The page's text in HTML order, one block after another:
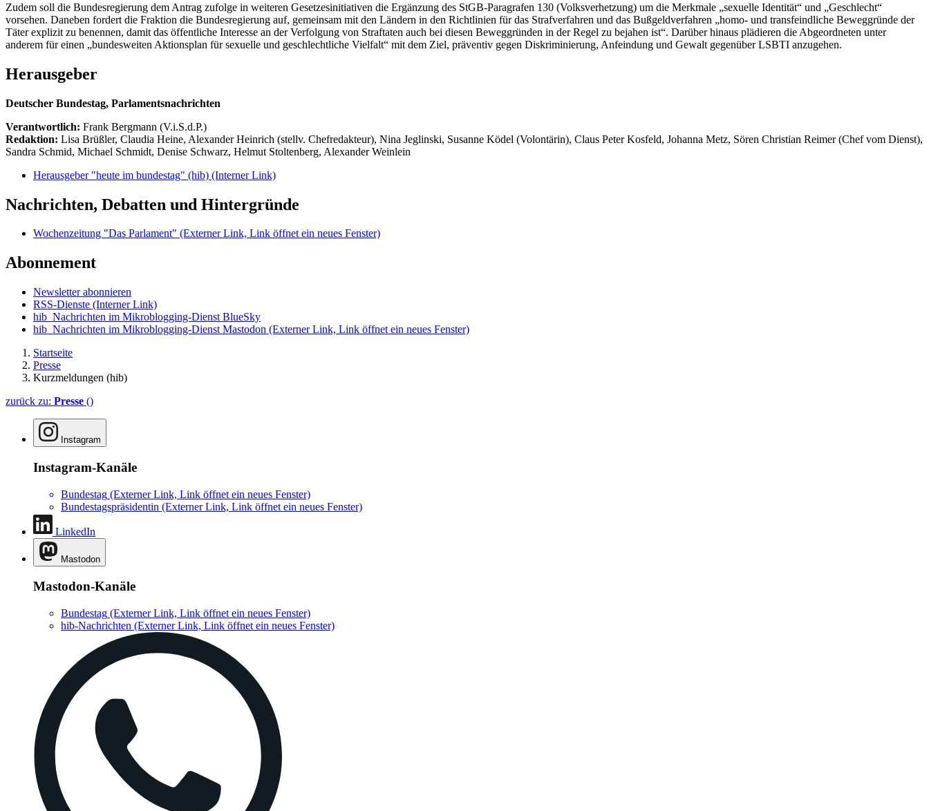
Zudem soll die Bundesregierung dem Antrag zufolge in weiteren Gesetzesinitiativen die Ergänzung des StGB-Paragrafen 130 (Volksverhetzung) um die Merkmale „sexuelle Identität“ und „Geschlecht“
vorsehen. Daneben fordert die Fraktion die Bundesregierung auf, gemeinsam mit den Ländern in den Richtlinien für das Strafverfahren und das Bußgeldverfahren „homo- und transfeindliche Beweggründe der
Täter explizit zu benennen, damit das öffentliche Interesse an der Verfolgung von Straftaten auch bei diesen Beweggründen in der Regel zu bejahen ist“. Darüber hinaus plädieren die Abgeordneten unter
anderem für einen „bundesweiten Aktionsplan für sexuelle und geschlechtliche Vielfalt“ mit dem Ziel, präventiv gegen Diskriminierung, Anfeindung und Gewalt gegenüber LSBTI anzugehen.
Herausgeber
Deutscher Bundestag, Parlamentsnachrichten
Verantwortlich: Frank Bergmann (V.i.S.d.P.)
Redaktion: Lisa Brüßler, Claudia Heine, Alexander Heinrich (stellv. Chefredakteur), Nina Jeglinski, Susanne Ködel (Volontärin), Claus Peter Kosfeld, Johanna Metz, Sören Christian Reimer (Chef vom Dienst),
Sandra Schmid, Michael Schmidt, Denise Schwarz, Helmut Stoltenberg, Alexander Weinlein
Herausgeber "heute im bundestag" (hib) (Interner Link)
Nachrichten, Debatten und Hintergründe
Wochenzeitung "Das Parlament" (Externer Link, Link öffnet ein neues Fenster)
Abonnement
Newsletter abonnieren
RSS-Dienste (Interner Link)
hib_Nachrichten im Mikroblogging-Dienst BlueSky
hib_Nachrichten im Mikroblogging-Dienst Mastodon (Externer Link, Link öffnet ein neues Fenster)
Startseite
Presse
Kurzmeldungen (hib)
zurück zu: Presse ()
Instagram
Instagram-Kanäle
Bundestag (Externer Link, Link öffnet ein neues Fenster)
Bundestagspräsidentin (Externer Link, Link öffnet ein neues Fenster)
LinkedIn
Mastodon
Mastodon-Kanäle
Bundestag (Externer Link, Link öffnet ein neues Fenster)
hib-Nachrichten (Externer Link, Link öffnet ein neues Fenster)